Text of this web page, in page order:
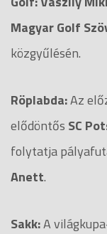
Magyar Golf
közgyűlésén.
Röplabda:Az
elődöntős SC
folytatja
Anett.
Sakk:A